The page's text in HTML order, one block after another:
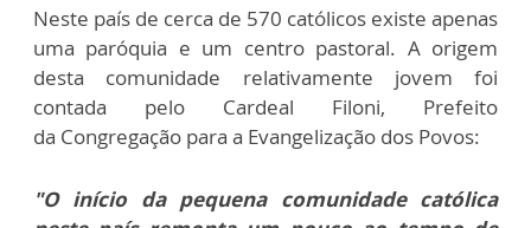
Neste país de cerca de 570 católicos existe apenas
uma paróquia e um centro pastoral. A origem
desta comunidade relativamente jovem foi
contada pelo Cardeal Filoni, Prefeito
da Congregação para a Evangelização dos Povos:
"O início da pequena comunidade católica